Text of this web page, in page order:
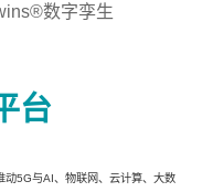
数字孪生
台
动5G与AI、物联网、云计算、大数